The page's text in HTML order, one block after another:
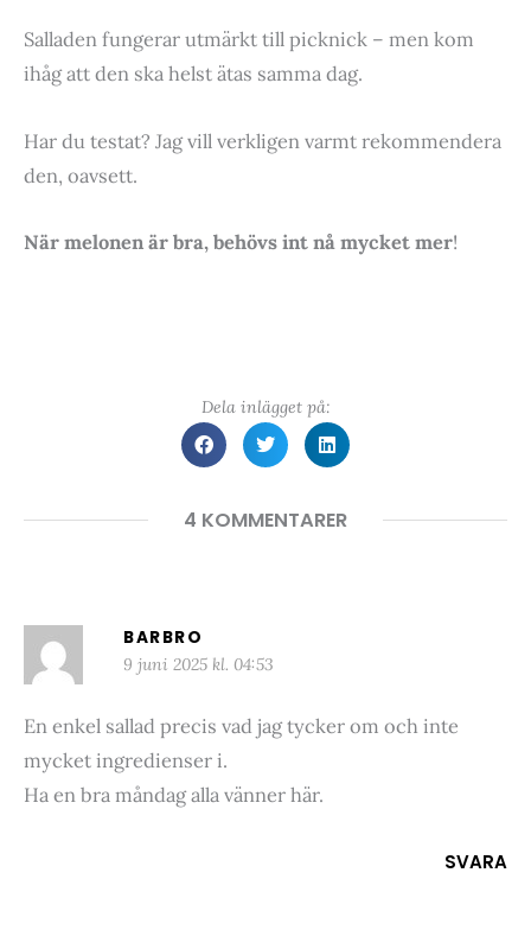
Salladen fungerar utmärkt till picknick – men kom
ihåg att den ska helst ätas samma dag.
Har du testat? Jag vill verkligen varmt rekommendera
den, oavsett.
När melonen är bra, behövs int nå mycket mer!
Dela inlägget på:
4 KOMMENTARER
BARBRO
9 juni 2025 kl. 04:53
En enkel sallad precis vad jag tycker om och inte
mycket ingredienser i.
Ha en bra måndag alla vänner här.
SVARA